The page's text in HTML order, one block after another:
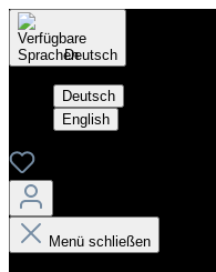
Deutsch
Deutsch
English
Menü schließen